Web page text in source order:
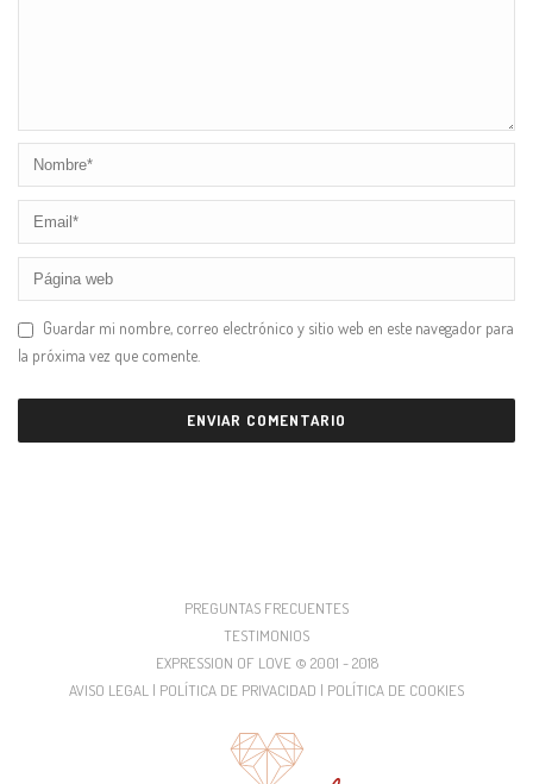
Guardar mi nombre, correo electrónico y sitio web en este navegador para
la próxima vez que comente.
PREGUNTAS FRECUENTES
TESTIMONIOS
EXPRESSION OF LOVE © 2001 - 2018
AVISO LEGAL | POLÍTICA DE PRIVACIDAD | POLÍTICA DE COOKIES